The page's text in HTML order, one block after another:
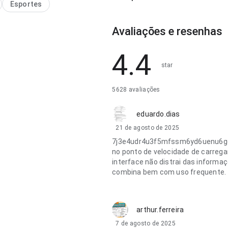
Esportes
Avaliações e resenhas
4.4 star
5628 avaliações
eduardo.dias
21 de agosto de 2025
no ponto de velocidade de
interface não distrai das
combina bem com uso frequente.
arthur.ferreira
7 de agosto de 2025